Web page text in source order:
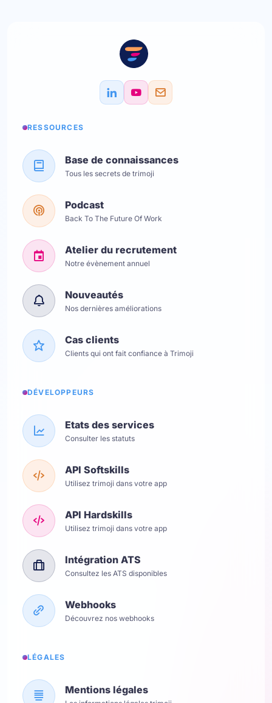
RESSOURCES
Base de connaissances
Tous les secrets de trimoji
Podcast
Back To The Future Of Work
Atelier du recrutement
Notre évènement annuel
Nouveautés
Nos dernières améliorations
Cas clients
Clients qui ont fait confiance à Trimoji
DÉVELOPPEURS
Etats des services
Consulter les statuts
API Softskills
Utilisez trimoji dans votre app
API Hardskills
Utilisez trimoji dans votre app
Intégration ATS
Consultez les ATS disponibles
Webhooks
Découvrez nos webhooks
LÉGALES
Mentions légales